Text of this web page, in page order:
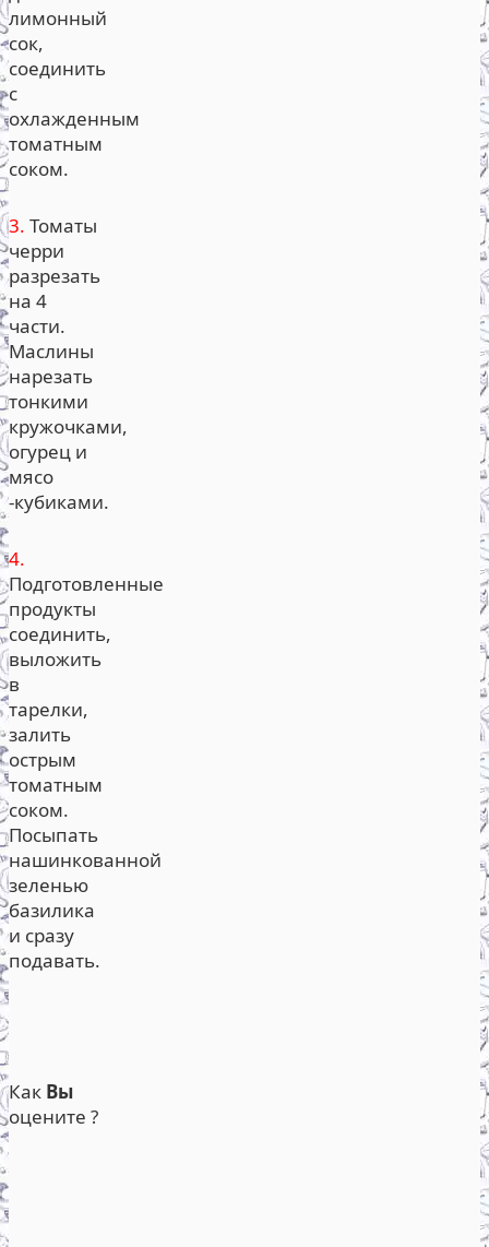
лимонный
сок,
соединить
с
охлажденным
томатным
соком.
3. Томаты
черри
разрезать
на 4
части.
Маслины
нарезать
тонкими
кружочками,
огурец и
мясо
-кубиками.
4.
Подготовленные
продукты
соединить,
выложить
в
тарелки,
залить
острым
томатным
соком.
Посыпать
нашинкованной
зеленью
базилика
и сразу
подавать.
Как Вы
оцените ?